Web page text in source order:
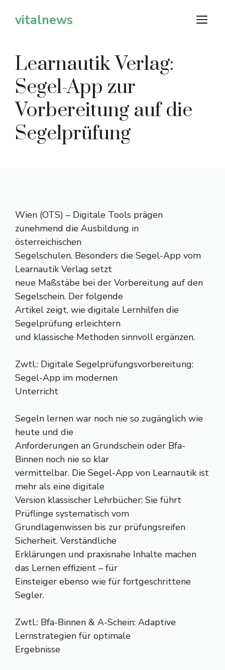
Inhaltvitalnews
Learnautik Verlag:
Segel-App zur
Vorbereitung auf die
Segelprüfung
Wien (OTS) – Digitale Tools prägen
zunehmend die Ausbildung in
österreichischen
Segelschulen. Besonders die Segel-App vom
Learnautik Verlag setzt
neue Maßstäbe bei der Vorbereitung auf den
Segelschein. Der folgende
Artikel zeigt, wie digitale Lernhilfen die
Segelprüfung erleichtern
und klassische Methoden sinnvoll ergänzen.
Zwtl.: Digitale Segelprüfungsvorbereitung:
Segel-App im modernen
Unterricht
Segeln lernen war noch nie so zugänglich wie
heute und die
Anforderungen an Grundschein oder Bfa-
Binnen noch nie so klar
vermittelbar. Die Segel-App von Learnautik ist
mehr als eine digitale
Version klassischer Lehrbücher: Sie führt
Prüflinge systematisch vom
Grundlagenwissen bis zur prüfungsreifen
Sicherheit. Verständliche
Erklärungen und praxisnahe Inhalte machen
das Lernen effizient – für
Einsteiger ebenso wie für fortgeschrittene
Segler.
Zwtl.: Bfa-Binnen & A-Schein: Adaptive
Lernstrategien für optimale
Ergebnisse